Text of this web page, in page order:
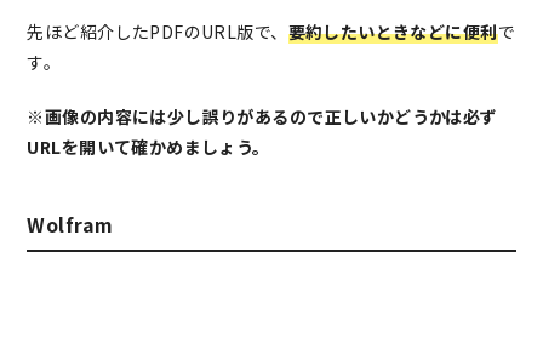
先ほど紹介したPDFのURL版で、 要約したいときなどに便利で
す。
※画像の内容には少し誤りがあるので正しいかどうかは必ず
URLを開いて確かめましょう。
Wolfram